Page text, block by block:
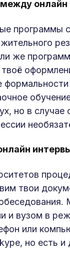
программы
же
но в
твои
и вузом в
или
но есть